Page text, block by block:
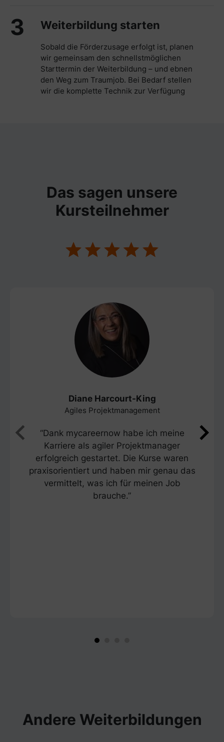
3 Weiterbildung starten
Sobald die Förderzusage erfolgt ist, planen
wir gemeinsam den schnellstmöglichen
Starttermin der Weiterbildung – und ebnen
den Weg zum Traumjob. Bei Bedarf stellen
wir die komplette Technik zur Verfügung
Das sagen unsere
Kursteilnehmer
Diane Harcourt-King
Agiles Projektmanagement
“Dank mycareernow habe ich meine
Karriere als agiler Projektmanager
erfolgreich gestartet. Die Kurse waren
praxisorientiert und haben mir genau das
vermittelt, was ich für meinen Job
brauche.”
Andere Weiterbildungen